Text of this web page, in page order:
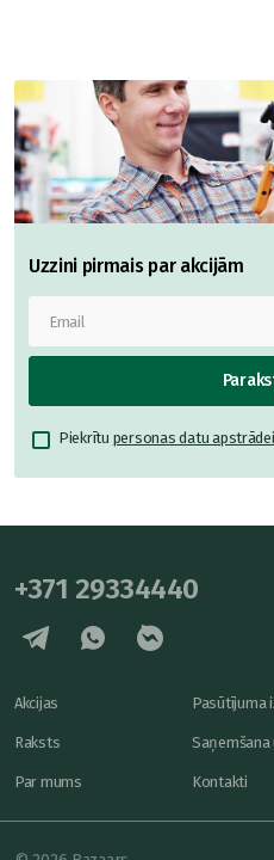
Uzzini pirmais par akcijām
Piekrītu personas datu apstrādei
+371 29334440
Akcijas
Raksts
Par mums
Pasūtījuma
Saņemšana
Kontakti